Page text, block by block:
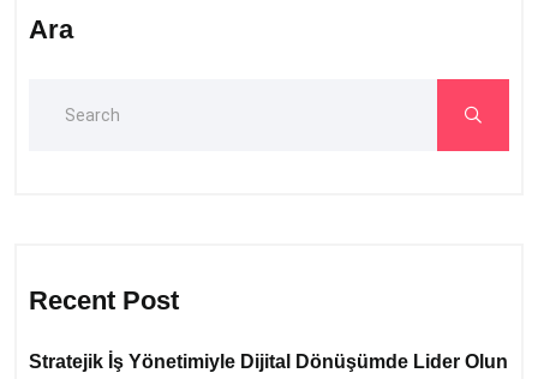
Ara
Recent Post
Stratejik İş Yönetimiyle Dijital Dönüşümde Lider Olun